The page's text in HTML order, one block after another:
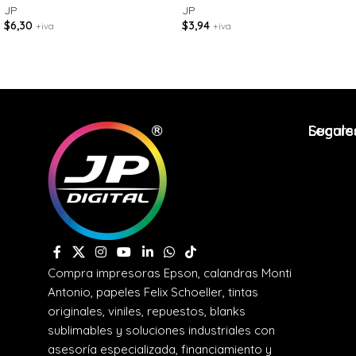
JP
$6,30 +iva
JP
$3,94 +iva
Compra impresoras Epson, calandras Monti
Antonio, papeles Felix Schoeller, tintas
originales, viniles, repuestos, blanks
sublimables y soluciones industriales con
asesoría especializada, financiamiento y